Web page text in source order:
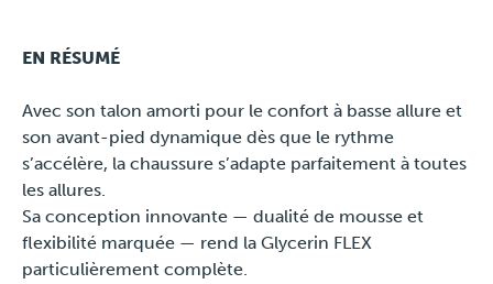
EN RÉSUMÉ
Avec son talon amorti pour le confort à basse allure et
son avant-pied dynamique dès que le rythme
s’accélère, la chaussure s’adapte parfaitement à toutes
les allures.
Sa conception innovante — dualité de mousse et
flexibilité marquée — rend la Glycerin FLEX
particulièrement complète.